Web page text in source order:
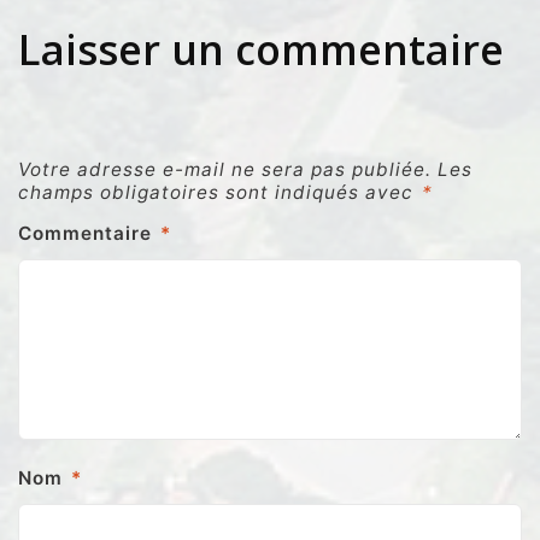
Laisser un commentaire
Votre adresse e-mail ne sera pas publiée. Les
champs obligatoires sont indiqués avec *
Commentaire *
Nom *